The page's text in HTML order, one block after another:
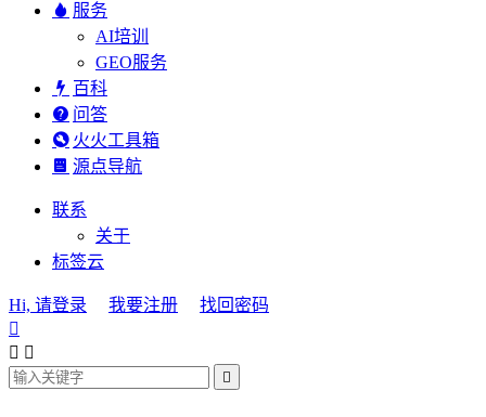
服务
AI培训
GEO服务
百科
问答
火火工具箱
源点导航
联系
关于
标签云
Hi, 请登录 我要注册
找回密码

 
